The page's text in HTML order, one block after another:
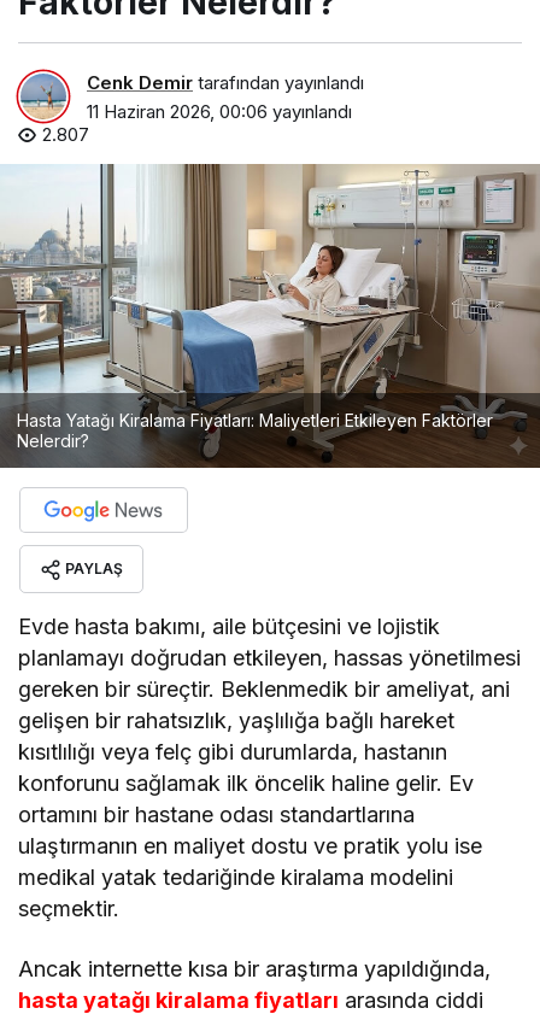
Cenk Demir tarafından yayınlandı
11 Haziran 2026, 00:06 yayınlandı
2.807
Hasta Yatağı Kiralama Fiyatları: Maliyetleri Etkileyen Faktörler
Nelerdir?
PAYLAŞ
Evde hasta bakımı, aile bütçesini ve lojistik
planlamayı doğrudan etkileyen, hassas yönetilmesi
gereken bir süreçtir. Beklenmedik bir ameliyat, ani
gelişen bir rahatsızlık, yaşlılığa bağlı hareket
kısıtlılığı veya felç gibi durumlarda, hastanın
konforunu sağlamak ilk öncelik haline gelir. Ev
ortamını bir hastane odası standartlarına
ulaştırmanın en maliyet dostu ve pratik yolu ise
medikal yatak tedariğinde kiralama modelini
seçmektir.
Ancak internette kısa bir araştırma yapıldığında,
hasta yatağı kiralama fiyatları arasında ciddi